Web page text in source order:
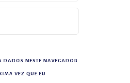
DADOS NESTE NAVEGADOR
VEZ QUE EU